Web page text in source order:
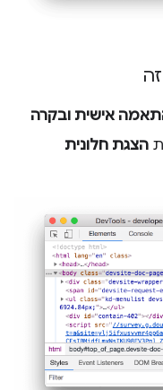
אישית ובקרה
הצגת חלונית